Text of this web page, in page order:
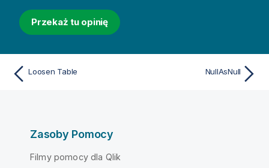
Przekaż tu opinię
Loosen Table NullAsNull
Zasoby Pomocy
Filmy pomocy dla Qlik